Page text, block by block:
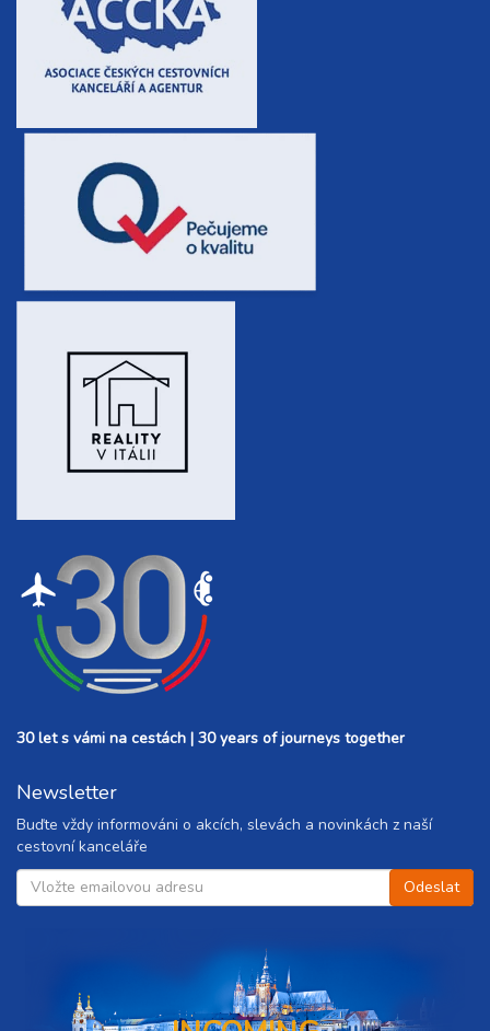
30 let s vámi na cestách | 30 years of journeys together
Newsletter
Buďte vždy informováni o akcích, slevách a novinkách z naší
cestovní kanceláře